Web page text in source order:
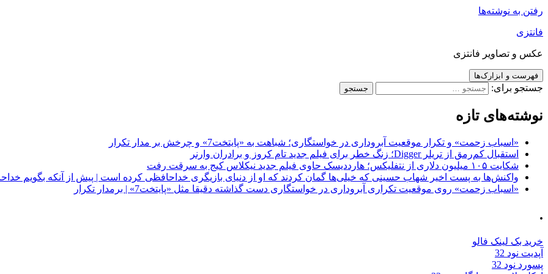
رفتن به نوشته‌ها
فانتزی
عکس و تصاویر فانتزی
فهرست و ابزارک‌ها
جستجو برای:
نوشته‌های تازه
«اسباب زحمت» و تکرار موقعیت آبروداری در خواستگاری؛ شباهت به «پایتخت7» و چرخش بر مدار تکرار
استقبال کم‌رمق از تریلر Digger؛ زنگ خطر برای فیلم جدید تام کروز و برادران وارنر
شکایت ۱۰۵ میلیون دلاری از نتفلیکس؛ هارددیسک حاوی فیلم جدید نیکلاس کیج به سرقت رفت
واکنش‌ها به پست اخیر شهاب حسینی که خیلی‌ها گمان کردند که او از دنیای بازیگری خداحافظی کرده است | پیش از آنکه بگویم
«اسباب زحمت» روی موقعیت تکراری آبروداری در خواستگاری دست گذاشته دقیقا مثل «پایتخت7» | برمدار تکرار
.
خرید بک لینک فالو
آپدیت نود 32
پسورد نود 32